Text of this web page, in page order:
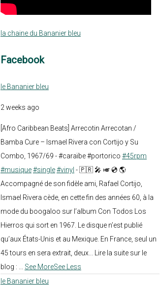
la chaine du Bananier bleu
Facebook
le Bananier bleu
2 weeks ago
[Afro Caribbean Beats] Arrecotin Arrecotan /
Bamba Cure – Ismael Rivera con Cortijo y Su
Combo, 1967/69 - #caraïbe #portorico #45rpm
#musique#single#vinyl - 🇵🇷 🎤 🎺 💿 🌎
Accompagné de son fidèle ami, Rafael Cortijo,
Ismael Rivera cède, en cette fin des années 60, à la
mode du boogaloo sur l’album Con Todos Los
Hierros qui sort en 1967. Le disque n’est publié
qu’aux États-Unis et au Mexique. En France, seul un
45 tours en sera extrait, deux... Lire la suite sur le
blog :
See MoreSee Less
le Bananier bleu